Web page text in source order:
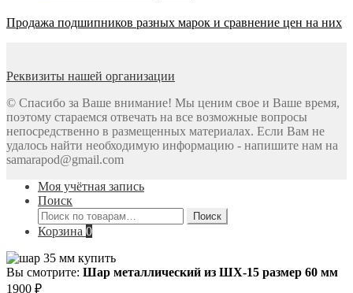
Продажа подшипников разных марок и сравнение цен на них
Реквизиты нашей организации
© Спасибо за Ваше внимание! Мы ценим свое и Ваше время,
поэтому стараемся отвечать на все возможные вопросы
непосредственно в размещенных материалах. Если Вам не
удалось найти необходимую информацию - напишите нам на
samarapod@gmail.com
Моя учётная запись
Поиск
Искать:
Поиск
Корзина 0
Вы смотрите: Шар металлический из ШХ-15 размер 60 мм
1900 ₽